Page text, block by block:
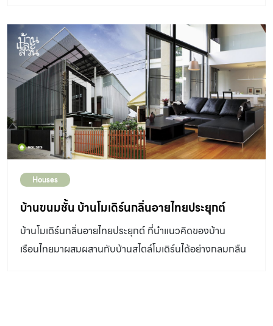
ชั้นล่างในส่วนที่ต่อเติมใหม่ เชื่อมทางเดินภายในให้สัญจรถึง
ส่วนอื่นๆ ของบ้านได้สบาย ทำให้คุณแม่ใช้ชีวิตประจำวันได้
อย่างปลอดภัย ไม่ว่าจะทำอาหาร นั่งเล่นดูโทรทัศน์ ออกนอก
บ้านไปพบปะเพื่อนฝูง หรือใช้ชีวิตในส่วนอื่นๆ ของบ้านก็ทำได้
โดยที่ไม่เหนื่อยจนเกินไปนัก ชั้นบนกลายเป็นพื้นที่พักผ่อนของ
คุณแบงค์ ออกแบบให้รองรับกิจกรรมได้อย่างเป็นสัดส่วน
ประกอบด้วยห้องนอนเงียบสงบ มุมดูหนัง ดาดฟ้ารับลมเย็น
และเพิ่มการเชื่อมต่อไปยังชั้นล่างด้วยบันไดวนลงสู่คอร์ตกลาง
แจ้งเล็กๆ ที่เปิดสู่ห้องทำงานของคุณแบงค์ ดูเผินๆ คล้ายกับ
บนดาดฟ้า ซึ่งเพื่อนๆ […]
Houses
บ้านขนมชั้น บ้านโมเดิร์นกลิ่นอายไทยประยุกต์
บ้านโมเดิร์นกลิ่นอายไทยประยุกต์ ที่นำแนวคิดของบ้าน
เรือนไทยมาผสมผสานกับบ้านสไตล์โมเดิร์นได้อย่างกลมกลืน